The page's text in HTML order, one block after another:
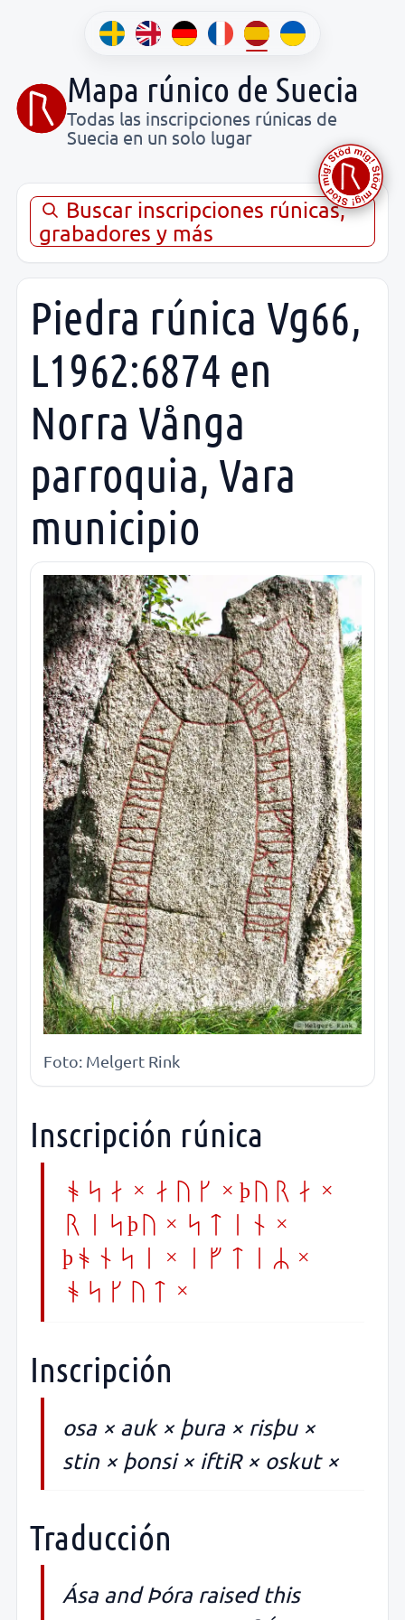
Mapa rúnico de Suecia
Todas las inscripciones rúnicas de
Suecia en un solo lugar
Buscar inscripciones rúnicas,
grabadores y más
Piedra rúnica Vg66,
L1962:6874 en
Norra Vånga
parroquia, Vara
municipio
Foto: Melgert Rink
Inscripción rúnica
osa × auk × þura ×
risþu × stin ×
þonsi × iftiR ×
oskut ×
Inscripción
osa × auk × þura × risþu ×
stin × þonsi × iftiR × oskut ×
Traducción
Ása and Þóra raised this